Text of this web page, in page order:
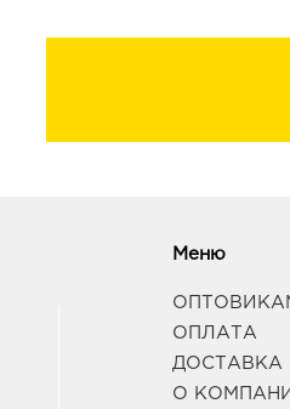
Меню
ОПЛАТА
ДОСТАВКА
О